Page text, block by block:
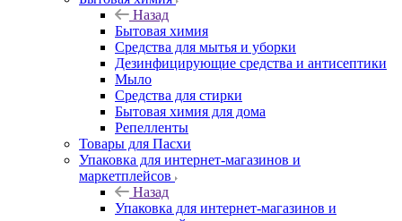
Назад
Бытовая химия
Средства для мытья и уборки
Дезинфицирующие средства и антисептики
Мыло
Средства для стирки
Бытовая химия для дома
Репелленты
Товары для Пасхи
Упаковка для интернет-магазинов и
маркетплейсов
Назад
Упаковка для интернет-магазинов и